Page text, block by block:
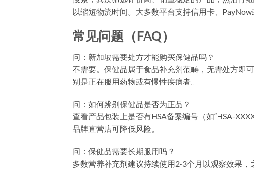
以缩短物流时间。大多数平台支持信用卡、PayNow
常见问题（FAQ）
问：新加坡需要处方才能购买保健品吗？
不需要。保健品属于食品补充剂范畴，无需处方即
别是正在服用药物或有慢性疾病者。
问：如何辨别保健品是否为正品？
查看产品包装上是否有HSA备案编号（如“HSA-
品牌直营店可降低风险。
问：保健品需要长期服用吗？
多数营养补充剂建议持续使用2-3个月以观察效果